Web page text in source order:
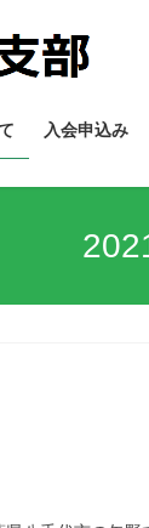
入会申込み